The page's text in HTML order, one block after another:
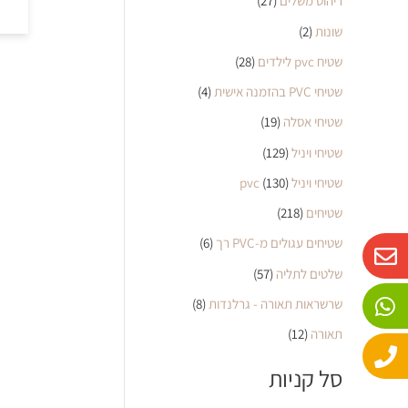
שונות (2)
שטיח pvc לילדים
(28)
שטיחי PVC בהזמנה אישית
(4)
שטיחי אסלה (19)
שטיחי ויניל(129)
שטיחי ויניל pvc(130)
שטיחים (218)
שטיחים עגולים מ-PVC רך
(6)
שלטים לתליה (57)
שרשראות תאורה - גרלנדות (8)
תאורה (12)
סל קניות
E
n
v
e
l
o
p
W
h
a
t
s
a
p
P
h
o
n
e